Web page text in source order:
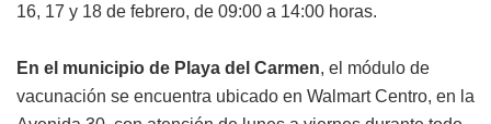
16, 17 y 18 de febrero, de 09:00 a 14:00 horas.
En el municipio de Playa del Carmen, el módulo de
vacunación se encuentra ubicado en Walmart Centro, en la